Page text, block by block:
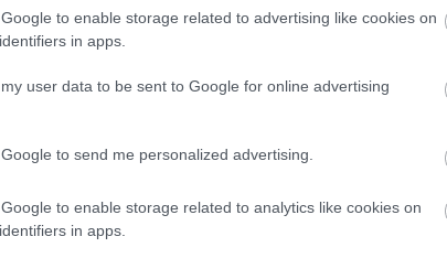
to enable storage related to advertising like cookies on
in apps.
user data to be sent to Google for online advertising
to send me personalized advertising.
to enable storage related to analytics like cookies on
in apps.
η κατάχρηση φαρμάκων
φαρμάκων. Σχετικές προειδοποιήσεις
του ΟΗΕ για τον Έλεγχο των Ναρκωτικών, η